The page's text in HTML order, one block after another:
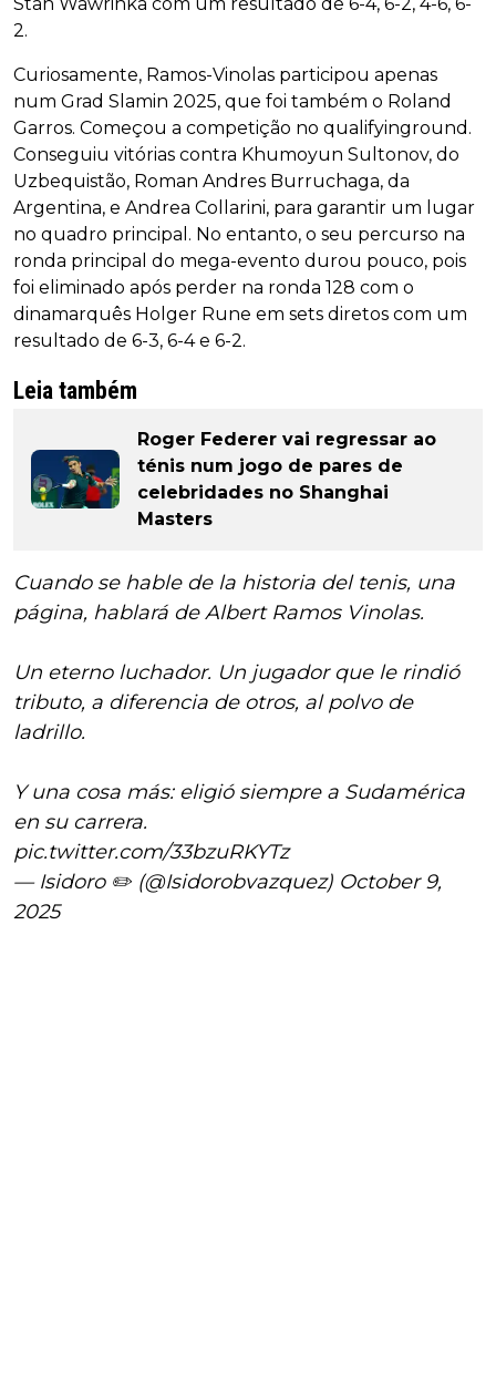
2.
Curiosamente, Ramos-Vinolas participou apenas
num Grad Slamin 2025, que foi também o Roland
Garros. Começou a competição no qualifyinground.
Conseguiu vitórias contra Khumoyun Sultonov, do
Uzbequistão, Roman Andres Burruchaga, da
Argentina, e Andrea Collarini, para garantir um lugar
no quadro principal. No entanto, o seu percurso na
ronda principal do mega-evento durou pouco, pois
foi eliminado após perder na ronda 128 com o
dinamarquês Holger Rune em sets diretos com um
resultado de 6-3, 6-4 e 6-2.
Leia também
Roger Federer vai regressar ao
ténis num jogo de pares de
celebridades no Shanghai
Masters
Cuando se hable de la historia del tenis, una
página, hablará de Albert Ramos Vinolas.
Un eterno luchador. Un jugador que le rindió
tributo, a diferencia de otros, al polvo de
ladrillo.
Y una cosa más: eligió siempre a Sudamérica
en su carrera.
pic.twitter.com/33bzuRKYTz
— Isidoro ✏️ (@Isidorobvazquez) October 9,
2025